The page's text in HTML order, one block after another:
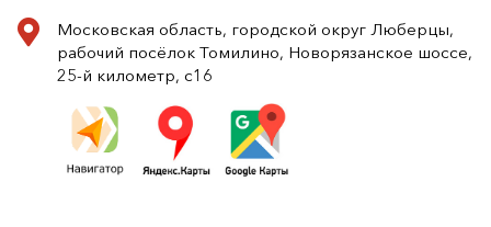
Московская область, городской округ Люберцы,
рабочий посёлок Томилино, Новорязанское шоссе,
25-й километр, с16